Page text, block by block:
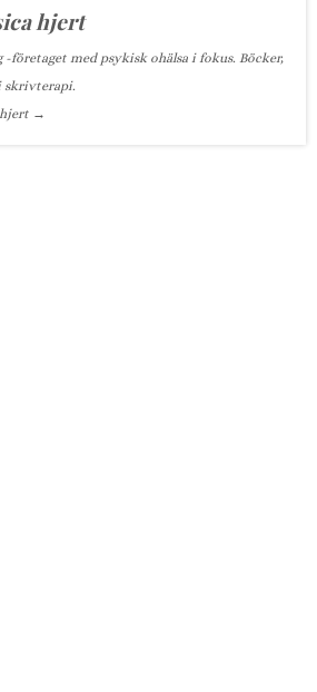
hjert
-företaget med psykisk ohälsa i fokus. Böcker,
skrivterapi.
hjert →